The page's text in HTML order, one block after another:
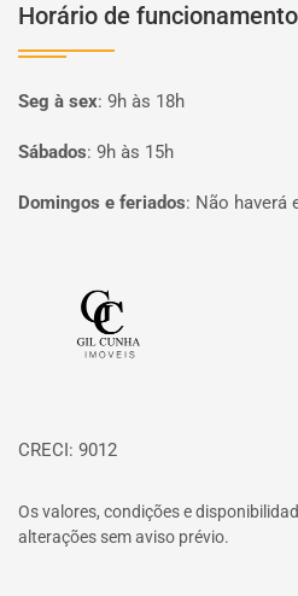
Horário de funcionamento
Seg à sex: 9h às 18h
Sábados: 9h às 15h
Domingos e feriados: Não haverá
CRECI: 9012
Os valores, condições e
alterações sem aviso prévio.